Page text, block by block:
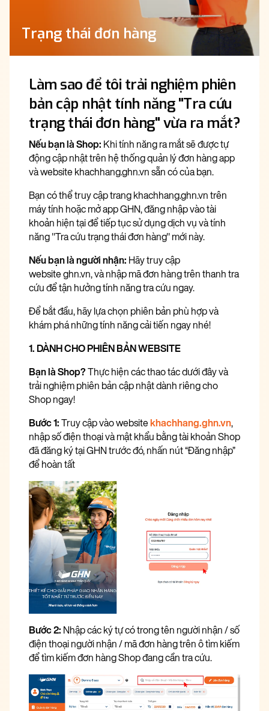
Trạng thái đơn hàng
Làm sao để tôi trải nghiệm phiên
bản cập nhật tính năng "Tra cứu
trạng thái đơn hàng" vừa ra mắt?
Nếu bạn là Shop: Khi tính năng ra mắt sẽ được tự
động cập nhật trên hệ thống quản lý đơn hàng app
và website khachhang.ghn.vn sẵn có của bạn.
Bạn có thể truy cập trang khachhang.ghn.vn trên
máy tính hoặc mở app GHN, đăng nhập vào tài
khoản hiện tại để tiếp tục sử dụng dịch vụ và tính
năng "Tra cứu trạng thái đơn hàng" mới này.
Nếu bạn là người nhận: Hãy truy cập
websiteghn.vn, và nhập mã đơn hàng trên thanh tra
cứu để tận hưởng tính năng tra cứu ngay.
Để bắt đầu, hãy lựa chọn phiên bản phù hợp và
khám phá những tính năng cải tiến ngay nhé!
1. DÀNH CHO PHIÊN BẢN WEBSITE
Bạn là Shop? Thực hiện các thao tác dưới đây và
trải nghiệm phiên bản cập nhật dành riêng cho
Shop ngay!
Bước 1: Truy cập vào website khachhang.ghn.vn,
nhập số điện thoại và mật khẩu bằng tài khoản Shop
đã đăng ký tại GHN trước đó, nhấn nút “Đăng nhập”
để hoàn tất
Bước 2: Nhập các ký tự có trong tên người nhận / số
điện thoại người nhận / mã đơn hàng trên ô tìm kiếm
để tìm kiếm đơn hàng Shop đang cần tra cứu.